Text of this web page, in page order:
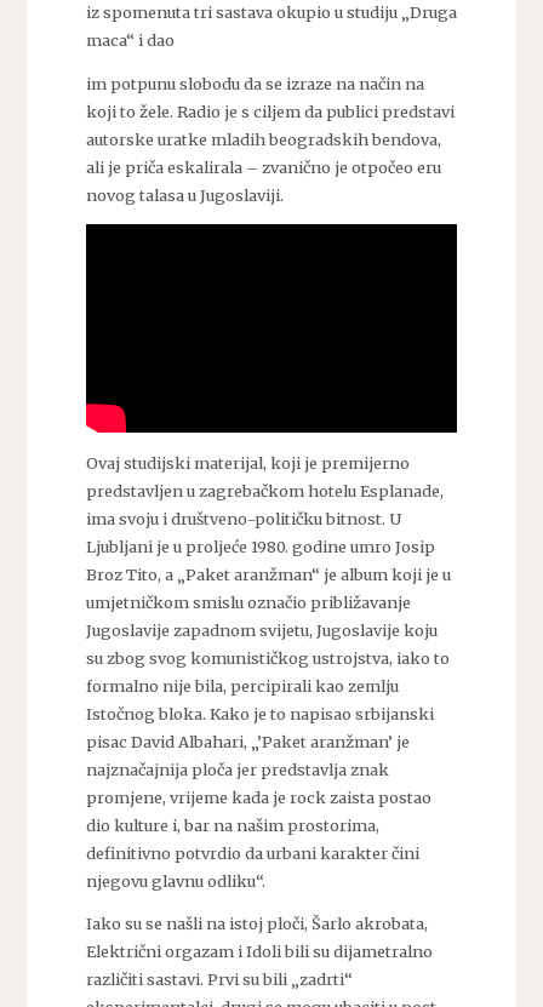
iz spomenuta tri sastava okupio u studiju „Druga
maca“ i dao
im potpunu slobodu da se izraze na način na
koji to žele. Radio je s ciljem da publici predstavi
autorske uratke mladih beogradskih bendova,
ali je priča eskalirala – zvanično je otpočeo eru
novog talasa u Jugoslaviji.
Ovaj studijski materijal, koji je premijerno
predstavljen u zagrebačkom hotelu Esplanade,
ima svoju i društveno-političku bitnost. U
Ljubljani je u proljeće 1980. godine umro Josip
Broz Tito, a „Paket aranžman“ je album koji je u
umjetničkom smislu označio približavanje
Jugoslavije zapadnom svijetu, Jugoslavije koju
su zbog svog komunističkog ustrojstva, iako to
formalno nije bila, percipirali kao zemlju
Istočnog bloka. Kako je to napisao srbijanski
pisac David Albahari, „’Paket aranžman’ je
najznačajnija ploča jer predstavlja znak
promjene, vrijeme kada je rock zaista postao
dio kulture i, bar na našim prostorima,
definitivno potvrdio da urbani karakter čini
njegovu glavnu odliku“.
Iako su se našli na istoj ploči, Šarlo akrobata,
Električni orgazam i Idoli bili su dijametralno
različiti sastavi. Prvi su bili „zadrti“